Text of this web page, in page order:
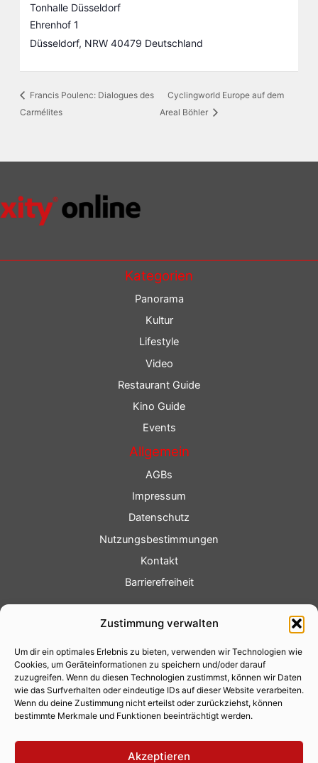
Zustimmung verwalten
Um dir ein optimales Erlebnis zu bieten, verwenden wir Technologien wie
Cookies, um Geräteinformationen zu speichern und/oder darauf
zuzugreifen. Wenn du diesen Technologien zustimmst, können wir Daten
wie das Surfverhalten oder eindeutige IDs auf dieser Website verarbeiten.
Wenn du deine Zustimmung nicht erteilst oder zurückziehst, können
bestimmte Merkmale und Funktionen beeinträchtigt werden.
Akzeptieren
Tonhalle Düsseldorf
Ehrenhof 1
Düsseldorf, NRW 40479 Deutschland
Francis Poulenc: Dialogues des
Carmélites
Cyclingworld Europe auf dem
Areal Böhler
Kategorien
Panorama
Kultur
Lifestyle
Video
Restaurant Guide
Kino Guide
Events
Allgemein
AGBs
Impressum
Datenschutz
Nutzungsbestimmungen
Kontakt
Barrierefreiheit
Fotoservice
Videoservice
Werbung
Contenterstellung
Lokalnachrichten
Lokalfernsehen